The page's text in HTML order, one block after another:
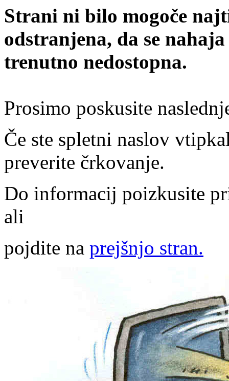
Strani ni bilo mogoče
odstranjena, da se
trenutno nedostopna.
Prosimo poskusite
Če ste spletni naslov
preverite črkovanje.
Do informacij poizkusite
ali
pojdite na prejšnjo stran.